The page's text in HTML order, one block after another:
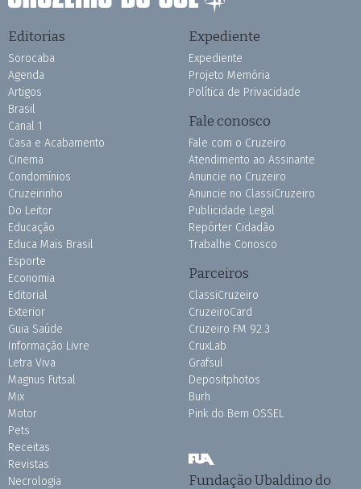
Editorias
Sorocaba
Agenda
Artigos
Brasil
Canal 1
Casa e Acabamento
Cinema
Condomínios
Cruzeirinho
Do Leitor
Educação
Educa Mais Brasil
Esporte
Economia
Editorial
Exterior
Guia Saúde
Informação Livre
Letra Viva
Magnus Futsal
Mix
Motor
Pets
Receitas
Revistas
Necrologia
Expediente
Expediente
Projeto Memória
Política de Privacidade
Fale conosco
Fale com o Cruzeiro
Atendimento ao Assinante
Anuncie no Cruzeiro
Anuncie no ClassiCruzeiro
Publicidade Legal
Repórter Cidadão
Trabalhe Conosco
Parceiros
ClassiCruzeiro
CruzeiroCard
Cruzeiro FM 92.3
CruxLab
Grafsul
Depositphotos
Burh
Pink do Bem OSSEL
Fundação Ubaldino do